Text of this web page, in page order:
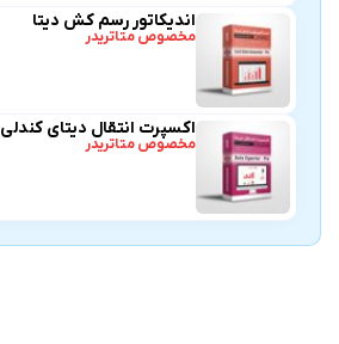
اندیکاتور رسم کش دیتا
مخصوص متاتریدر
اکسپرت انتقال دیتای کندلی
مخصوص متاتریدر